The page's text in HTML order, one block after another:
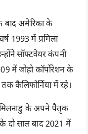
बाद अमेरिका के
1993 में प्रमिला
सॉफ्टवेयर कंपनी
में जोहो कॉर्पोरेशन के
कैलिफोर्निया में रहे।
के अपने पैतृक
दो साल बाद 2021 में